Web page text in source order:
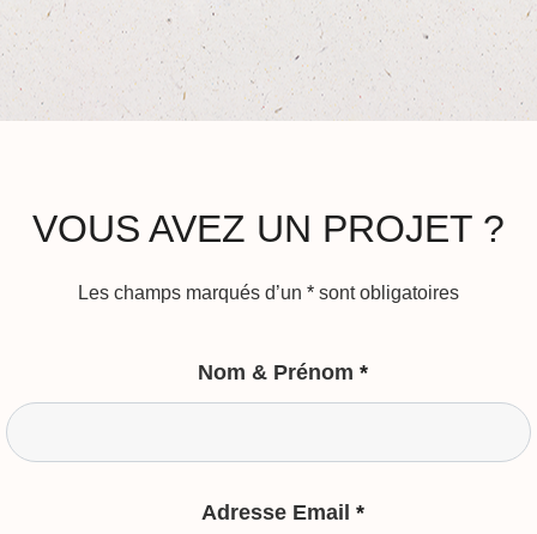
VOUS AVEZ UN PROJET ?
Les champs marqués d’un * sont obligatoires
Nom & Prénom *
Adresse Email *